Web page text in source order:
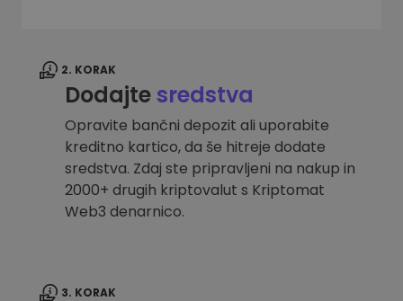
2. KORAK
Dodajtesredstva
Opravite bančni depozit ali uporabite
kreditno kartico, da še hitreje dodate
sredstva. Zdaj ste pripravljeni na nakup in
2000+ drugih kriptovalut s Kriptomat
Web3 denarnico.
3. KORAK